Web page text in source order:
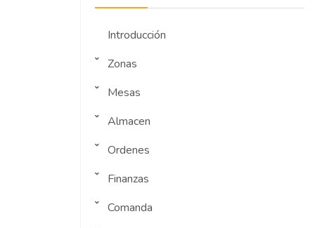
Introducción
Zonas
Mesas
Almacen
Ordenes
Finanzas
Comanda